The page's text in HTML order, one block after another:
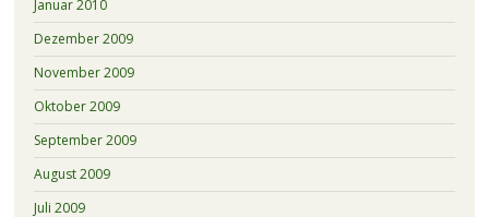
Januar 2010
Dezember 2009
November 2009
Oktober 2009
September 2009
August 2009
Juli 2009